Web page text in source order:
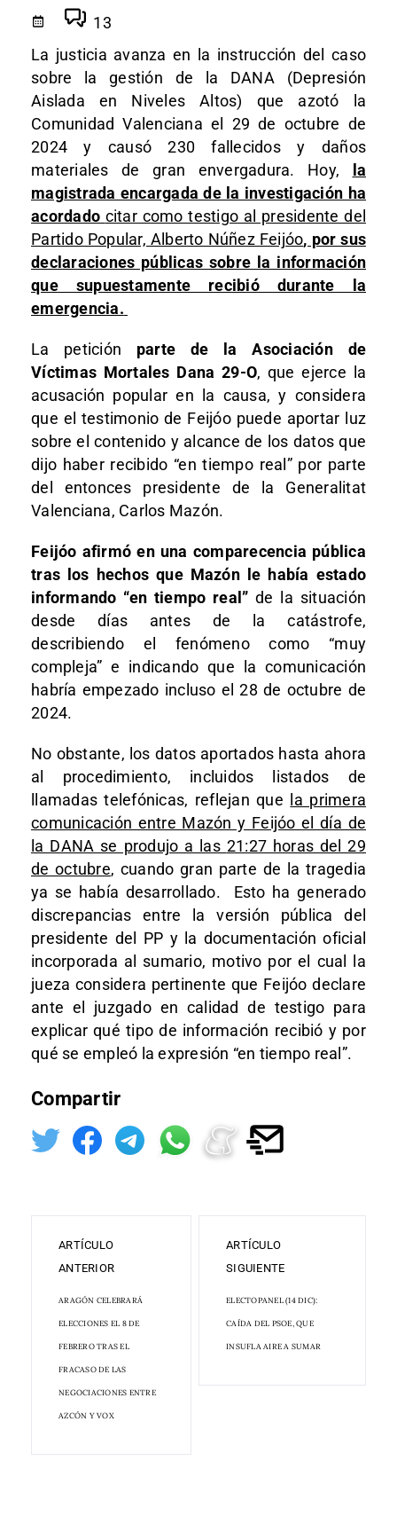
13
La justicia avanza en la instrucción del caso
sobre la gestión de la DANA (Depresión
Aislada en Niveles Altos) que azotó la
Comunidad Valenciana el 29 de octubre de
2024 y causó230 fallecidosy daños
materiales de gran envergadura. Hoy,
la
magistrada encargada de la investigación ha
acordado citar como testigo al presidente del
Partido Popular, Alberto Núñez Feijóo, por sus
declaraciones públicas sobre la información
que supuestamente recibió durante la
emergencia.
La petición parte de
la Asociación de
Víctimas Mortales Dana 29-O, que ejerce la
acusación popular en la causa, y considera
que el testimonio de Feijóo puede aportar luz
sobreel contenido y alcance de los datos que
dijo haber recibido “en tiempo real” por parte
del entonces presidente de la Generalitat
Valenciana, Carlos Mazón.
Feijóo afirmó en una comparecencia pública
tras los hechos que Mazón le había estado
informando “en tiempo real” de la situación
desde días antes de la catástrofe,
describiendo el fenómeno como “muy
compleja” e indicando que la comunicación
habría empezado incluso el28 de octubre de
2024.
No obstante, los datos aportados hasta ahora
al procedimiento, incluidos
listados de
llamadas telefónicas, reflejan que
la primera
comunicación entre Mazón y Feijóo el día de
la DANA se produjo a las 21:27 horas del 29
de octubre, cuando gran parte de la tragedia
ya se había desarrollado.
Esto ha generado
discrepancias entre la versión pública del
presidente del PP y la documentación oficial
incorporada al sumario, motivo por el cual la
jueza considera pertinente que Feijóo declare
ante el juzgado en calidad de testigo para
explicar qué tipo de información recibió y por
qué se empleó la expresión “en tiempo real”.
Compartir
ARTÍCULO
ANTERIOR
ARAGÓN CELEBRARÁ
ELECCIONES EL 8 DE
FEBRERO TRAS EL
FRACASO DE LAS
NEGOCIACIONES ENTRE
AZCÓN Y VOX
ARTÍCULO
SIGUIENTE
ELECTOPANEL (14 DIC):
CAÍDA DEL PSOE, QUE
INSUFLA AIRE A SUMAR